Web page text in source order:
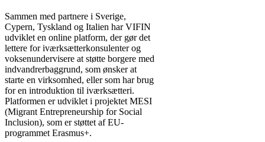
Sammen med partnere i Sverige,
Cypern, Tyskland og Italien har VIFIN
udviklet en online platform, der gør det
lettere for iværksætterkonsulenter og
voksenundervisere at støtte borgere med
indvandrerbaggrund, som ønsker at
starte en virksomhed, eller som har brug
for en introduktion til iværksætteri.
Platformen er udviklet i projektet MESI
(Migrant Entrepreneurship for Social
Inclusion), som er støttet af EU-
programmet Erasmus+.